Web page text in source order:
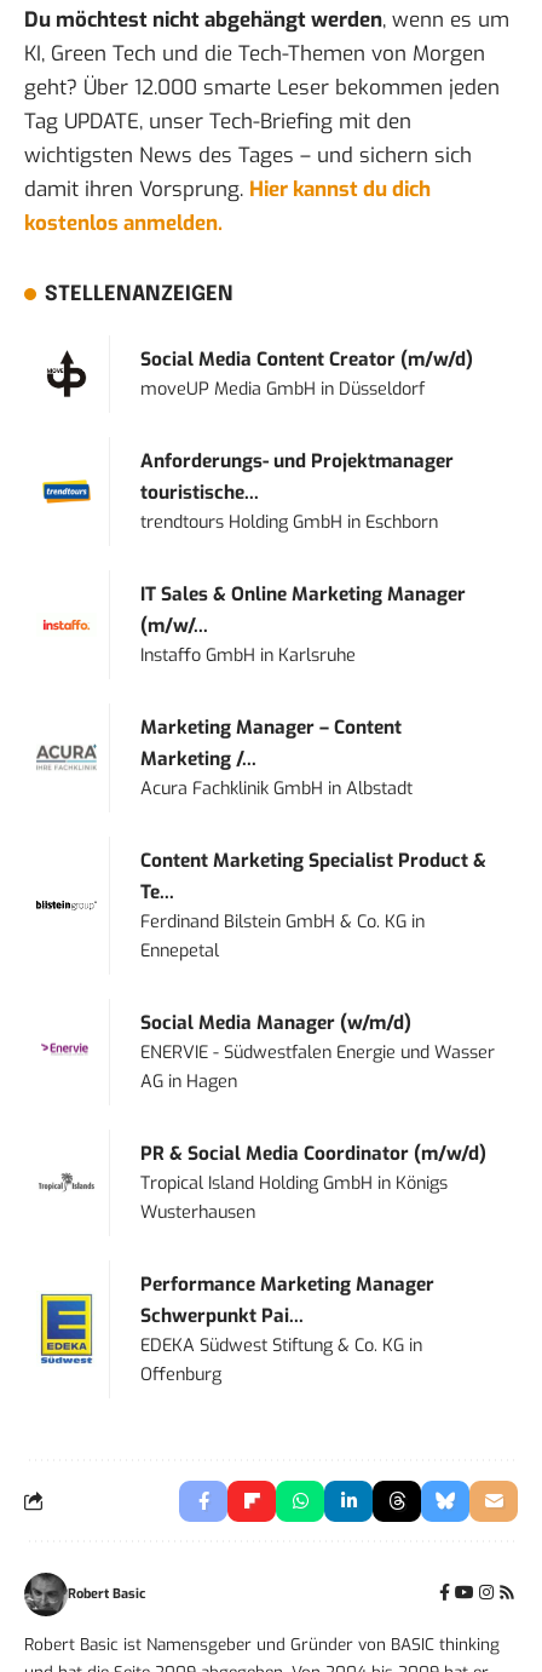
Du möchtest nicht abgehängt werden, wenn es um
KI, Green Tech und die Tech-Themen von Morgen
geht? Über 12.000 smarte Leser bekommen jeden
Tag UPDATE, unser Tech-Briefing mit den
wichtigsten News des Tages – und sichern sich
damit ihren Vorsprung. Hier kannst du dich
kostenlos anmelden.
STELLENANZEIGEN
Social Media Content Creator (m/w/d)
moveUP Media GmbH in Düsseldorf
Anforderungs- und Projektmanager
touristische...
trendtours Holding GmbH in Eschborn
IT Sales & Online Marketing Manager
(m/w/...
Instaffo GmbH in Karlsruhe
Marketing Manager – Content
Marketing /...
Acura Fachklinik GmbH inAlbstadt
Content Marketing Specialist Product &
Te...
Ferdinand Bilstein GmbH & Co. KG in
Ennepetal
Social Media Manager (w/m/d)
ENERVIE - Südwestfalen Energie und Wasser
AG in Hagen
PR & Social Media Coordinator (m/w/d)
Tropical Island Holding GmbH in Königs
Wusterhausen
Performance Marketing Manager
Schwerpunkt Pai...
EDEKA Südwest Stiftung & Co. KG in
Offenburg
Robert Basic
Robert Basic ist Namensgeber und Gründer von BASIC thinking